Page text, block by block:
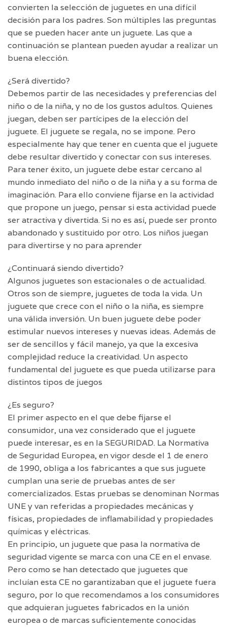
convierten la selección de juguetes en una difícil
decisión para los padres. Son múltiples las preguntas
que se pueden hacer ante un juguete. Las que a
continuación se plantean pueden ayudar a realizar un
buena elección.
¿Será divertido?
Debemos partir de las necesidades y preferencias del
niño o de la niña, y no de los gustos adultos. Quienes
juegan, deben ser partícipes de la elección del
juguete. El juguete se regala, no se impone. Pero
especialmente hay que tener en cuenta que el juguete
debe resultar divertido y conectar con sus intereses.
Para tener éxito, un juguete debe estar cercano al
mundo inmediato del niño o de la niña y a su forma de
imaginación. Para ello conviene fijarse en la actividad
que propone un juego, pensar si esta actividad puede
ser atractiva y divertida. Si no es así, puede ser pronto
abandonado y sustituido por otro. Los niños juegan
para divertirse y no para aprender
¿Continuará siendo divertido?
Algunos juguetes son estacionales o de actualidad.
Otros son de siempre, juguetes de toda la vida. Un
juguete que crece con el niño o la niña, es siempre
una válida inversión. Un buen juguete debe poder
estimular nuevos intereses y nuevas ideas. Además de
ser de sencillos y fácil manejo, ya que la excesiva
complejidad reduce la creatividad. Un aspecto
fundamental del juguete es que pueda utilizarse para
distintos tipos de juegos
¿Es seguro?
El primer aspecto en el que debe fijarse el
consumidor, una vez considerado que el juguete
puede interesar, es en la SEGURIDAD. La Normativa
de Seguridad Europea, en vigor desde el 1 de enero
de 1990, obliga a los fabricantes a que sus juguete
cumplan una serie de pruebas antes de ser
comercializados. Estas pruebas se denominan Normas
UNE y van referidas a propiedades mecánicas y
físicas, propiedades de inflamabilidad y propiedades
químicas y eléctricas.
En principio, un juguete que pasa la normativa de
seguridad vigente se marca con una CE en el envase.
Pero como se han detectado que juguetes que
incluían esta CE no garantizaban que el juguete fuera
seguro, por lo que recomendamos a los consumidores
que adquieran juguetes fabricados en la unión
europea o de marcas suficientemente conocidas